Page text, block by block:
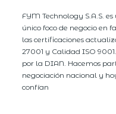
FYM Technology S.A.S.
único foco de negocio en
las certificaciones
27001 y Calidad ISO
por la DIAN. Hacemos
negociación nacional y
confían